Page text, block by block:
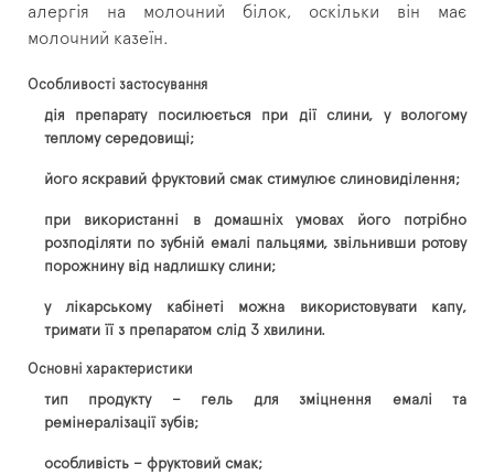
алергія на молочний білок, оскільки він має
молочний казеїн.
Особливості застосування
дія препарату посилюється при дії слини, у вологому
теплому середовищі;
його яскравий фруктовий смак стимулює слиновиділення;
при використанні в домашніх умовах його потрібно
розподіляти по зубній емалі пальцями, звільнивши ротову
порожнину від надлишку слини;
у лікарському кабінеті можна використовувати капу,
тримати її з препаратом слід 3 хвилини.
Основні характеристики
тип продукту – гель для зміцнення емалі та
ремінералізації зубів;
особливість – фруктовий смак;